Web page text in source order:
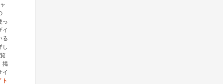
っ
イ
る
し
掲
イ
ト